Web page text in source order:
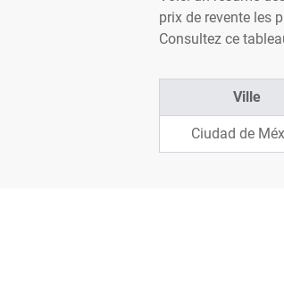
prix de revente les
Consultez ce
Ville
Ciudad de